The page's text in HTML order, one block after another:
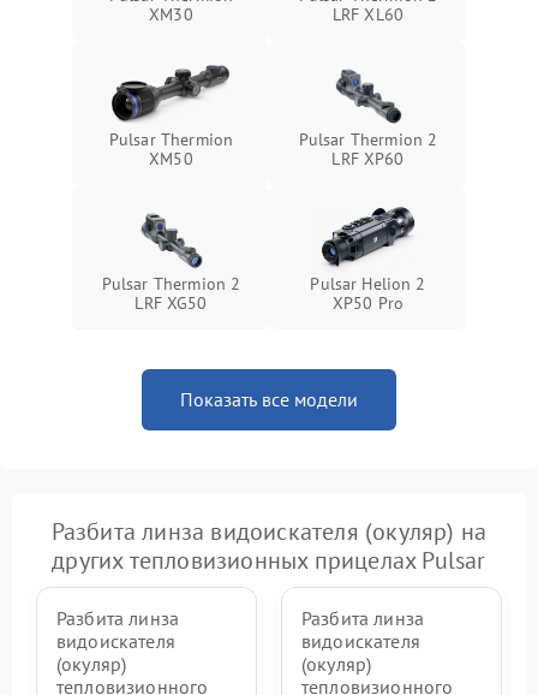
Поломка системы защиты
от перенапряжения
Поломка системы защиты
1500 ₽ Подробнее →
XM30
LRF XL60
Pulsar Thermion
XM50
Pulsar Thermion 2
LRF XP60
Pulsar Thermion 2
LRF XG50
Pulsar Helion 2
XP50 Pro
Показать все модели
Разбита линза видоискателя (окуляр) на
других тепловизионных прицелах Pulsar
Разбита линза
видоискателя
(окуляр)
тепловизионного
Разбита линза
видоискателя
(окуляр)
тепловизионного